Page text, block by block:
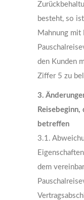
besteht, so
Mahnung mit
den Kunden
Ziffer 5 zu
3.
betreffen
3.1.
dem